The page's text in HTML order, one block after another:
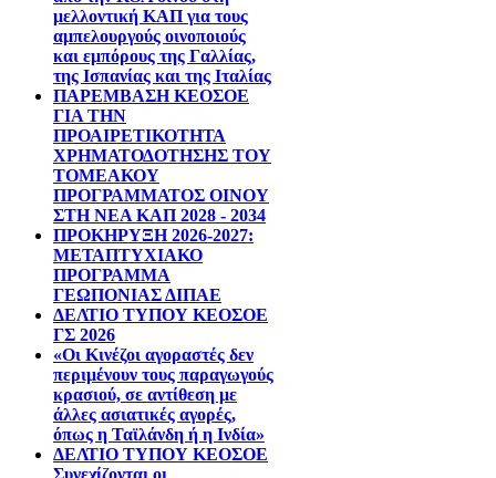
μελλοντική ΚΑΠ για τους
αμπελουργούς οινοποιούς
και εμπόρους της Γαλλίας,
της Ισπανίας και της Ιταλίας
ΠΑΡΕΜΒΑΣΗ ΚΕΟΣΟΕ
ΓΙΑ ΤΗΝ
ΠΡΟΑΙΡΕΤΙΚΟΤΗΤΑ
ΧΡΗΜΑΤΟΔΟΤΗΣΗΣ ΤΟΥ
ΤΟΜΕΑΚΟΥ
ΠΡΟΓΡΑΜΜΑΤΟΣ ΟΙΝΟΥ
ΣΤΗ ΝΕΑ ΚΑΠ 2028 - 2034
ΠΡΟΚΗΡΥΞΗ 2026-2027:
ΜΕΤΑΠΤΥΧΙΑΚΟ
ΠΡΟΓΡΑΜΜΑ
ΓΕΩΠΟΝΙΑΣ ΔΙΠΑΕ
ΔΕΛΤΙΟ ΤΥΠΟΥ ΚΕΟΣΟΕ
ΓΣ 2026
«Οι Κινέζοι αγοραστές δεν
περιμένουν τους παραγωγούς
κρασιού, σε αντίθεση με
άλλες ασιατικές αγορές,
όπως η Ταϊλάνδη ή η Ινδία»
ΔΕΛΤΙΟ ΤΥΠΟΥ ΚΕΟΣΟΕ
Συνεχίζονται οι